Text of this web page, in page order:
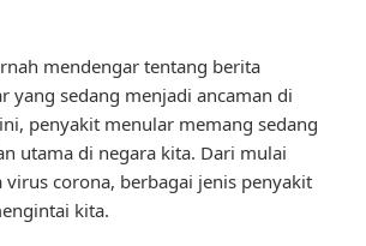
mendengar tentang berita
yang sedang menjadi ancaman di
penyakit menular memang sedang
utama di negara kita. Dari mulai
virus corona, berbagai jenis penyakit
kita.